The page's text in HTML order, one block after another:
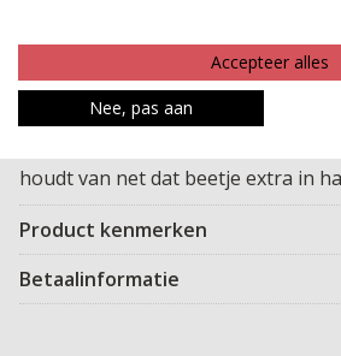
lichaam. Het unieke kantpatroon
vrouwelijke uitstraling waardoor je
met de simpelste jeans moeiteloos
houdt van net dat beetje extra in
Product kenmerken
Betaalinformatie
Accepteer alles
Nee, pas aan